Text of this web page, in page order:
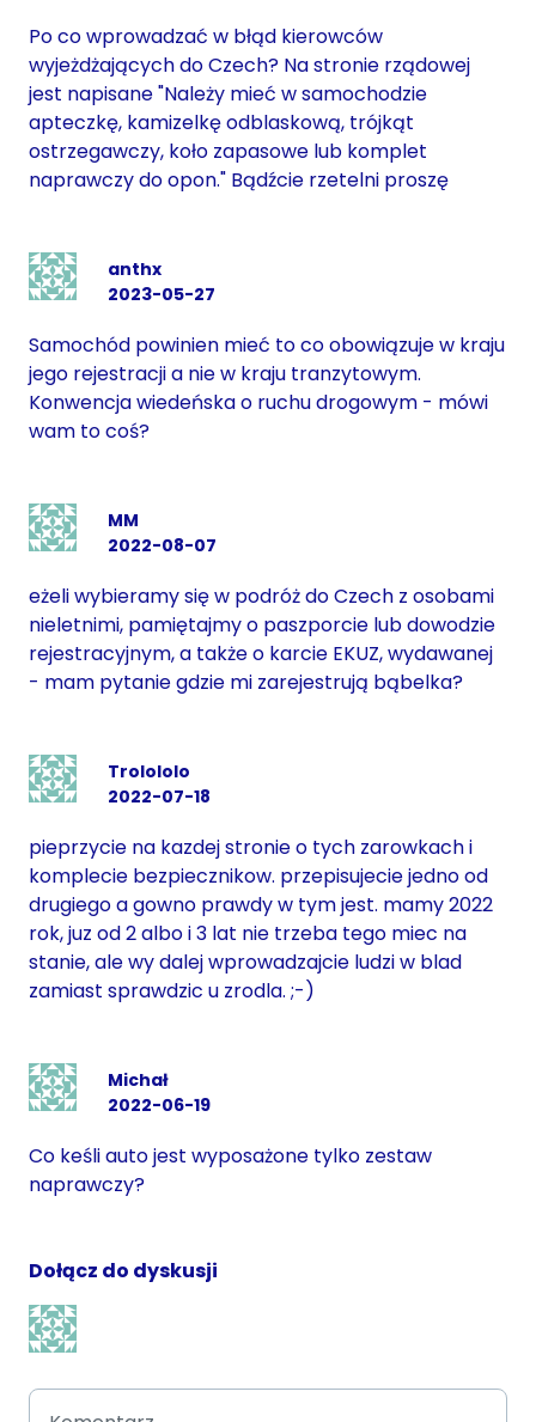
Po co wprowadzać w błąd kierowców
wyjeżdżających do Czech? Na stronie rządowej
jest napisane "Należy mieć w samochodzie
apteczkę, kamizelkę odblaskową, trójkąt
ostrzegawczy, koło zapasowe lub komplet
naprawczy do opon." Bądźcie rzetelni proszę
anthx
2023-05-27
Samochód powinien mieć to co obowiązuje w kraju
jego rejestracji a nie w kraju tranzytowym.
Konwencja wiedeńska o ruchu drogowym - mówi
wam to coś?
MM
2022-08-07
eżeli wybieramy się w podróż do Czech z osobami
nieletnimi, pamiętajmy o paszporcie lub dowodzie
rejestracyjnym, a także o karcie EKUZ, wydawanej
- mam pytanie gdzie mi zarejestrują bąbelka?
Trolololo
2022-07-18
pieprzycie na kazdej stronie o tych zarowkach i
komplecie bezpiecznikow. przepisujecie jedno od
drugiego a gowno prawdy w tym jest. mamy 2022
rok, juz od 2 albo i 3 lat nie trzeba tego miec na
stanie, ale wy dalej wprowadzajcie ludzi w blad
zamiast sprawdzic u zrodla. ;-)
Michał
2022-06-19
Co keśli auto jest wyposażone tylko zestaw
naprawczy?
Dołącz do dyskusji